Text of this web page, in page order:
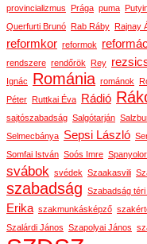
provincializmus Prága puma
Querfurti Brunó Rab Ráby Rajnay
reformkor reformok
rendszere rendőrök Rey
Ignác
Románia románok
Péter Ruttkai Éva Rádió
sajtószabadság Salgótarján
Selmecbánya Sepsi László
Somfai István Soós Imre
svábok svédek Szaakasvili
szabadság Szabadság
Erika szakmunkásképző
Szalárdi János Szapolyai János